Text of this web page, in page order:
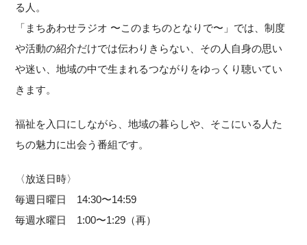
る人。
「まちあわせラジオ 〜このまちのとなりで〜」では、制度
や活動の紹介だけでは伝わりきらない、その人自身の思い
や迷い、地域の中で生まれるつながりをゆっくり聴いてい
きます。
福祉を入口にしながら、地域の暮らしや、そこにいる人た
ちの魅力に出会う番組です。
〈放送日時〉
毎週日曜日 14:30〜14:59
毎週水曜日 1:00〜1:29（再）